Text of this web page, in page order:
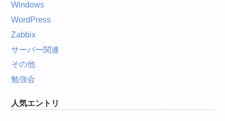
Windows
WordPress
Zabbix
サーバー関連
その他
勉強会
人気エントリ